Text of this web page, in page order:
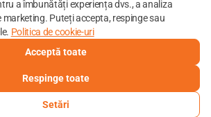
a îmbunătăți experiența dvs., a analiza
marketing. Puteți accepta, respinge sau
Politica de cookie-uri
Acceptă toate
Respinge toate
Setări